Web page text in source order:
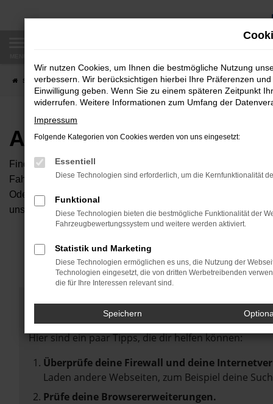
Zum
Startseite Fahrzeugangebote Autobörse
Autobörse
Finden Sie Ihren neuen Traumwagen bei uns. Dafür haben
Fahrzeuge an, die bei uns auf dem Hof stehen. Dann
Oder Sie klicken auf den Button Autobörse und Sie haben
unserem Händlernetzwerk. Diese Fahrzeuge können wir
Fehler: Network Error
Beim Laden ist ein Fehler aufgetreten.
Hier sind ein paar Tipps, die dir helfen können:
Überprüfe deine Firewall und deine
Laden andere Webseiten, zum Beispiel deine
Prüfe deine Browsererweiterungen.
Wir nutzen Cookies, um Ihnen die bestmögliche Nutzung
verbessern. Wir berücksichtigen hierbei Ihre Präferenzen
Einwilligung geben. Wenn Sie zu einem späteren Zeitpunkt
widerrufen. Weitere Informationen zum Umfang der
Impressum
Folgende Kategorien von Cookies werden von uns eingesetzt:
Essentiell
Diese Technologien sind erforderlich, um die Kernfunktionalität
Funktional
Diese Technologien bieten die bestmögliche Funktionalität der
Fahrzeugbewertungssystem und weitere werden aktiviert.
Statistik und Marketing
Diese Technologien ermöglichen es uns, die Nutzung der
Technologien eingesetzt, die von dritten Werbetreibenden
die für Ihre Interessen relevant sind.
Speichern